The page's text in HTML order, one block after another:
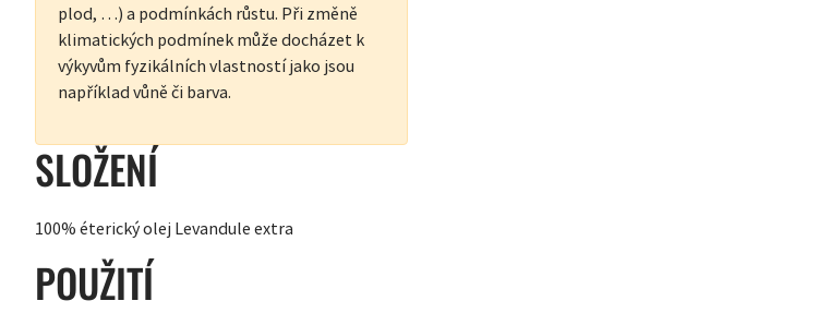
plod, …) a podmínkách růstu. Při změně
klimatických podmínek může docházet k
výkyvům fyzikálních vlastností jako jsou
například vůně či barva.
SLOŽENÍ
100% éterický olej Levandule extra
POUŽITÍ